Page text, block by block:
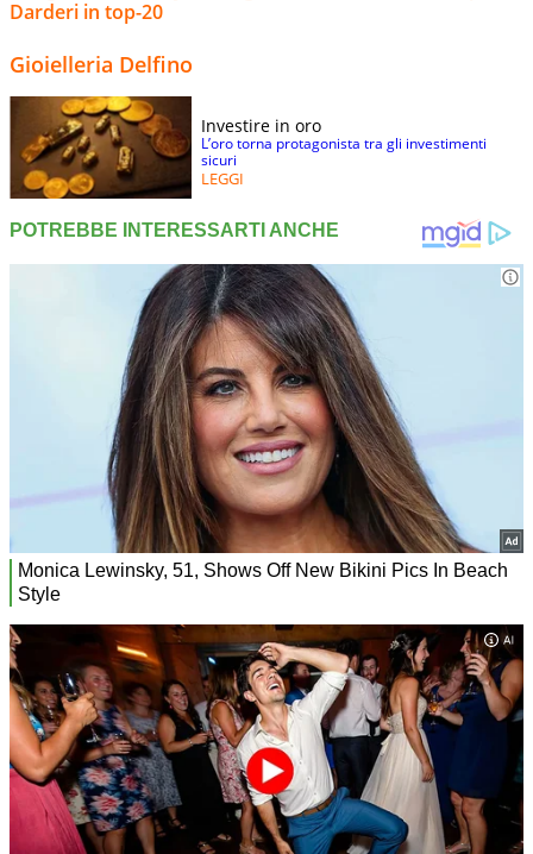
Darderi in top-20
Gioielleria Delfino
Investire in oro
L’oro torna protagonista tra gli investimenti
sicuri
LEGGI